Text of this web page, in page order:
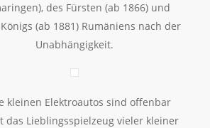
des Fürsten (ab 1866) und
(ab 1881) Rumäniens nach der
Unabhängigkeit.
kleinen Elektroautos sind offenbar
das Lieblingsspielzeug vieler kleiner